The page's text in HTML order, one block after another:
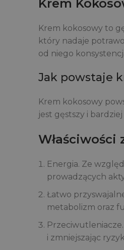
Krem
Krem kokosowy to
który nadaje
od niego
Jak powstaje
Krem kokosowy
jest gęstszy i
Energia. Ze
prowadzących
Łatwo
metabolizm oraz
i zmniejszając